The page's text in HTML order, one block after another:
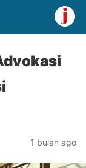
1 bulan ago